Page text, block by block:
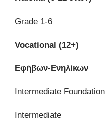
Grade 1-6
Vocational (12+)
Εφήβων-Ενηλίκων
Intermediate Foundation
Intermediate